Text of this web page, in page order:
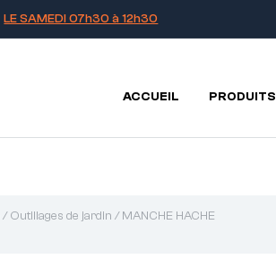
LE SAMEDI 07h30 à 12h30
ACCUEIL PRODUITS
/Outillages de jardin / MANCHE HACHE